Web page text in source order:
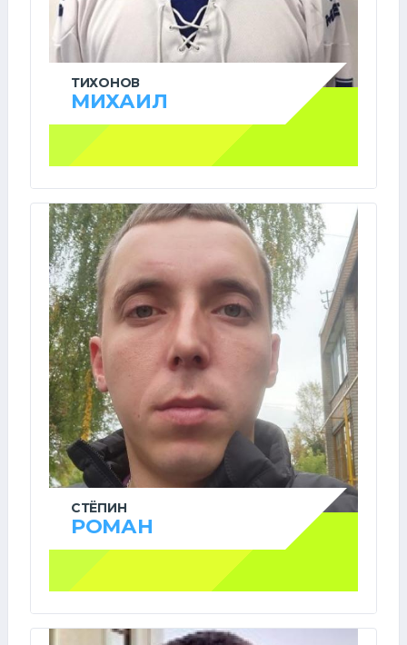
ТИХОНОВ
МИХАИЛ
СТЁПИН
РОМАН